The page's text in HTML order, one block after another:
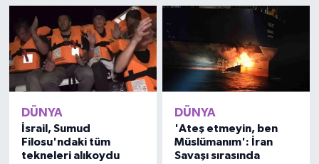
DÜNYA
İsrail, Sumud
Filosu'ndaki tüm
tekneleri alıkoydu
DÜNYA
'Ateş etmeyin, ben
Müslümanım': İran
Savaşı sırasında